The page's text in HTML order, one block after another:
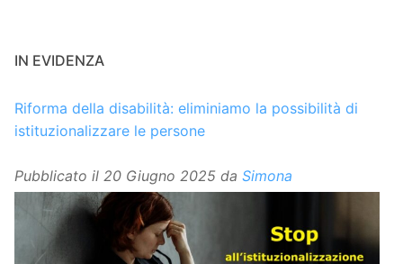
IN EVIDENZA
Riforma della disabilità: eliminiamo la possibilità di
istituzionalizzare le persone
Pubblicato il 20 Giugno 2025 da Simona